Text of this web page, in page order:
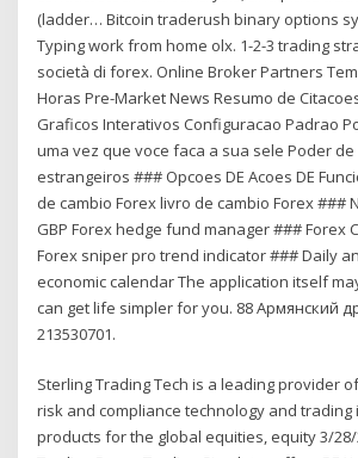
(ladder… Bitcoin traderush binary options
Typing work from home olx. 1-2-3 trading
società di forex. Online Broker Partners
Horas Pre-Market News Resumo de
Graficos Interativos Configuracao Padrao
uma vez que voce faca a sua sele Poder
estrangeiros ### Opcoes DE Acoes DE
de cambio Forex livro de cambio Forex ###
GBP Forex hedge fund manager ### Forex
Forex sniper pro trend indicator ### Daily
economic calendar The application itself
can get life simpler for you. 88 Армянский
213530701.
Sterling Trading Tech is a leading provider
risk and compliance technology and
products for the global equities, equity 3/28/